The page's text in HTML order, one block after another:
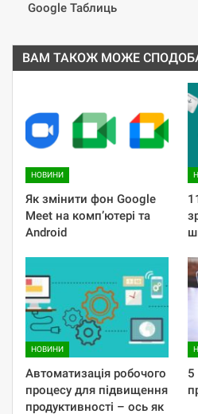
Google Таблиць
ВАМ ТАКОЖ МОЖЕ
НОВИНИ
Як змінити фон Google
Meet на комп’ютері та
Android
НОВИНИ
Автоматизація робочого
процесу для підвищення
продуктивності – ось як
5